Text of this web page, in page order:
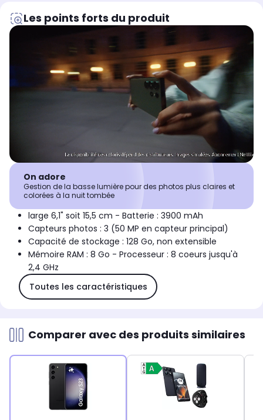
Les points forts du produit
On adore
Gestion de la basse lumière pour des photos plus claires et
colorées à la nuit tombée
large 6,1" soit 15,5 cm - Batterie : 3900 mAh
Capteurs photos : 3 (50 MP en capteur principal)
Capacité de stockage : 128 Go, non extensible
Mémoire RAM : 8 Go - Processeur : 8 coeurs jusqu'à
2,4 GHz
Toutes les caractéristiques
Comparer avec des produits similaires